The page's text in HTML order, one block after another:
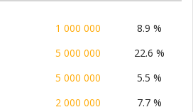
1 000 000
8.9 %
5 000 000
22.6 %
5 000 000
5.5 %
2 000 000 7.7 %